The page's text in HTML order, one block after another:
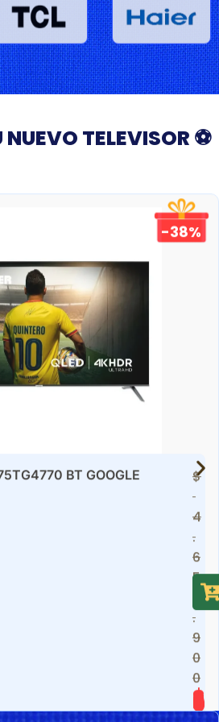
NUEVO TELEVISOR ⚽
4
.
6
5
9
.
0
0
$
2.899.900